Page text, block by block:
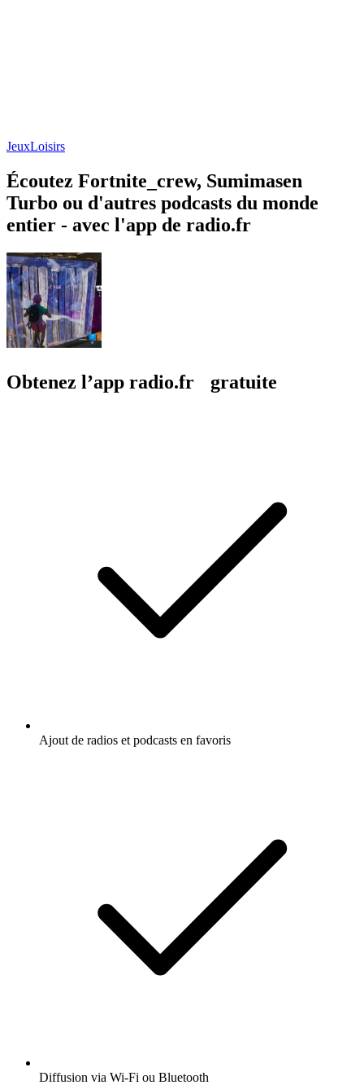
JeuxLoisirs
Écoutez Fortnite_crew, Sumimasen
Turbo ou d'autres podcasts du monde
entier - avec l'app de radio.fr
Obtenez l’app radio.fr gratuite
Ajout de radios et podcasts en favoris
Diffusion via Wi-Fi ou Bluetooth